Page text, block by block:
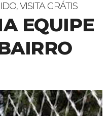
VISITA GRÁTIS
EQUIPE